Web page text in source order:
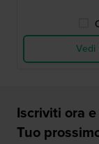
Iscriviti ora
Tuo